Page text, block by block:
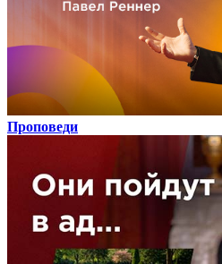
Проповеди